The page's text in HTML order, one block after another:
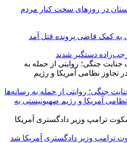
در روزهای سخت کنار مردم
به کمک قاضی پرونده قتل آمد
جنگی؛ روایتی از حمله به رسانه‌ها
آمریکا و رژیم صهیونیستی به
ترامپ وزیر دادگستری آمریکا شد